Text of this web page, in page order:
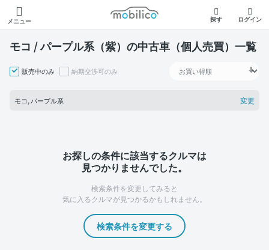
メニュー
モビリコ
探す ログイン
モコ / パープル系（紫）の中古車（個人売買）一覧
販売中のみ 納期交渉可のみ
モコ, パープル系 変更
お探しの条件に該当するクルマは
見つかりませんでした。
検索条件を変更してみると
気に入るクルマが見つかるかもしれません。
検索条件を変更する